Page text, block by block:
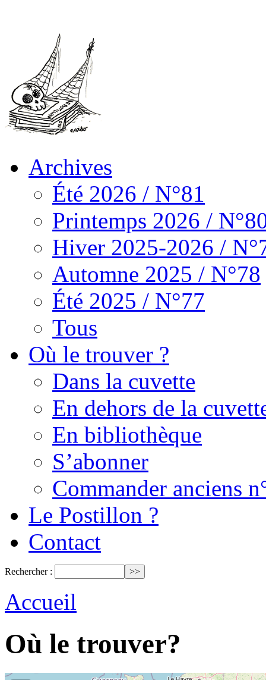
Archives
Été 2026 / N°81
Printemps 2026 /
Hiver 2025-2026 /
Automne 2025 / N°78
Été 2025 / N°77
Tous
Où le trouver ?
Dans la cuvette
En dehors de la
En bibliothèque
S’abonner
Commander anciens
Le Postillon ?
Contact
Rechercher :
Accueil
Où le trouver?